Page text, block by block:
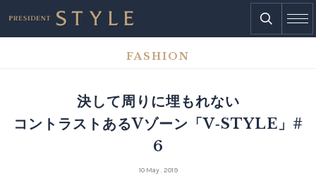
FASHION
決して周りに埋もれない
コントラストあるVゾーン「V‐STYLE」#
6
10 May . 2019